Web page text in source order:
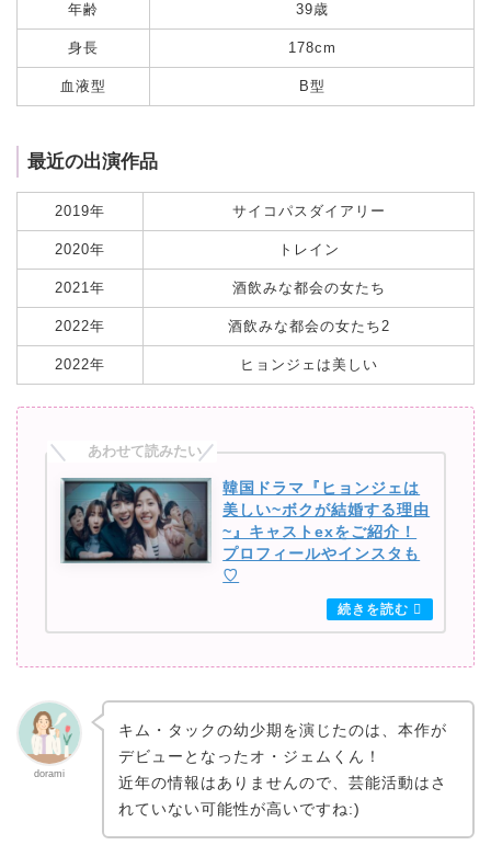
年齢 39歳
身長 178cm
血液型 B型
最近の出演作品
2019年 サイコパスダイアリー
2020年 トレイン
2021年 酒飲みな都会の女たち
2022年 酒飲みな都会の女たち2
2022年 ヒョンジェは美しい
韓国ドラマ『ヒョンジェは
美しい~ボクが結婚する理由
~』キャストexをご紹介！
プロフィールやインスタも
♡
dorami
キム・タックの幼少期を演じたのは、本作が
デビューとなったオ・ジェムくん！
近年の情報はありませんので、芸能活動はさ
れていない可能性が高いですね:)